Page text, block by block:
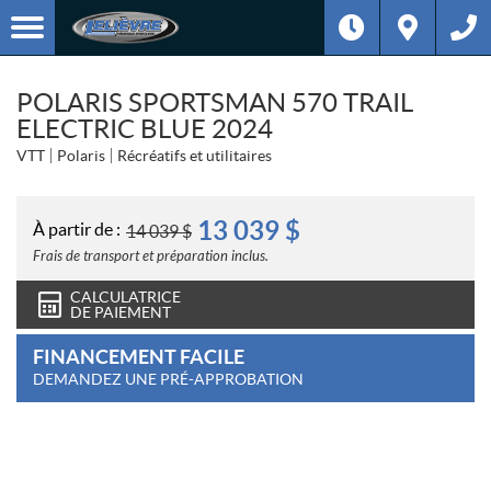
POLARIS SPORTSMAN 570 TRAIL
ELECTRIC BLUE 2024
VTT Polaris Récréatifs et utilitaires
À partir de : 14 039$ 13 039 $
Frais de transport et préparation inclus.
CALCULATRICE
DE PAIEMENT
FINANCEMENT FACILE
DEMANDEZ UNE PRÉ-APPROBATION